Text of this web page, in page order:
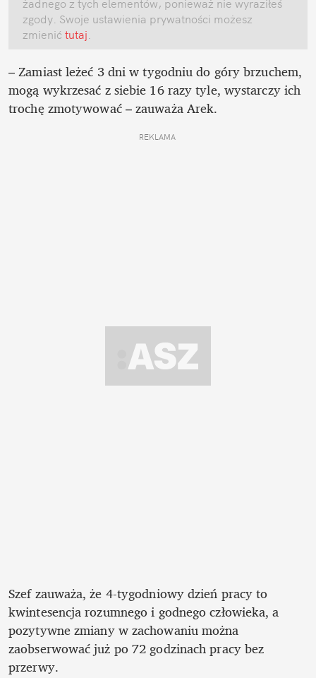
żadnego z tych elementów, ponieważ nie wyraziłeś
zgody. Swoje ustawienia prywatności możesz
zmienić tutaj
– Zamiast leżeć 3 dni w tygodniu do góry brzuchem,
mogą wykrzesać z siebie 16 razy tyle, wystarczy ich
trochę zmotywować – zauważa Arek.
REKLAMA
Szef zauważa, że 4-tygodniowy dzień pracy to
kwintesencja rozumnego i godnego człowieka, a
pozytywne zmiany w zachowaniu można
zaobserwować już po 72 godzinach pracy bez
przerwy.